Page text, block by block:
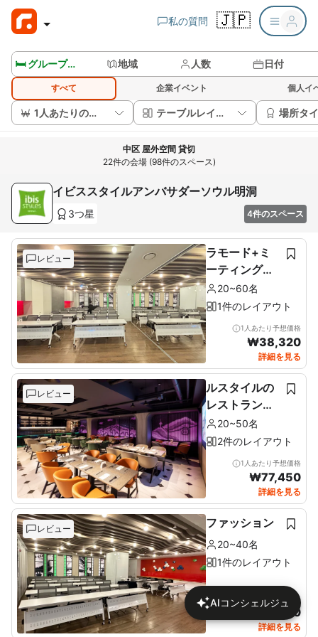
私の質問 🇯🇵
🛏️ グループルームを見る 地域 人数 日付
すべて 企業イベント 個人イ
1人あたりの価格 テーブルレイアウト 場所タ
中区 屋外空間 貸切
22件の会場 (98件のスペース)
イビススタイルアンバサダーソウル明洞
3つ星 4件のスペース
レビュー
ラモード+ミ
ーティングル
ーム20~60名
1件のレイアウト
1人あたり予想価格
₩38,320
詳細を見る
レビュー
ルスタイルの
レストラン＆
ルーフトップ
20~50名
2件のレイアウト
1人あたり予想価格
₩77,450
詳細を見る
レビュー ファッション
20~40名
1件のレイアウト
1人あたり予想価格
46,170
詳細を見る
AIコンシェルジュ